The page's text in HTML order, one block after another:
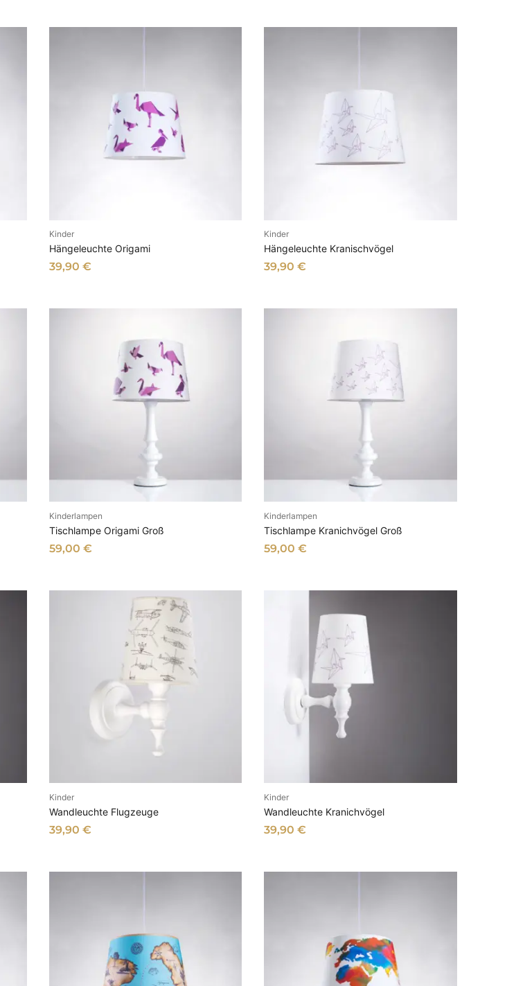
Kinder
Hängeleuchte Origami
39,90 €
Kinder
Hängeleuchte Kranischvögel
39,90€
Kinderlampen
Tischlampe Origami Groß
59,00 €
IN DEN WARENKORB Kinderlampen
Tischlampe Kranichvögel Groß
59,00€
IN DEN WARENKORB
Kinder
Wandleuchte Flugzeuge
39,90 €
Kinder
Wandleuchte Kranichvögel
39,90€